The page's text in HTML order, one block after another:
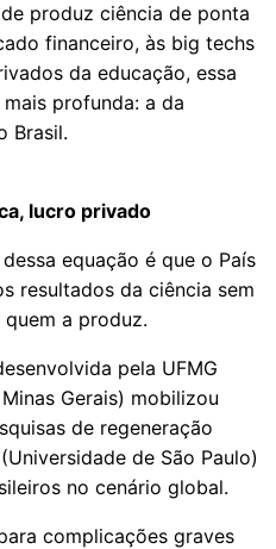
produz ciência de ponta
financeiro, às big techs
da educação, essa
profunda: a da
Brasil.
lucro privado
equação é que o País
resultados da ciência sem
a produz.
pela UFMG
Gerais) mobilizou
de regeneração
de São Paulo)
no cenário global.
complicações graves